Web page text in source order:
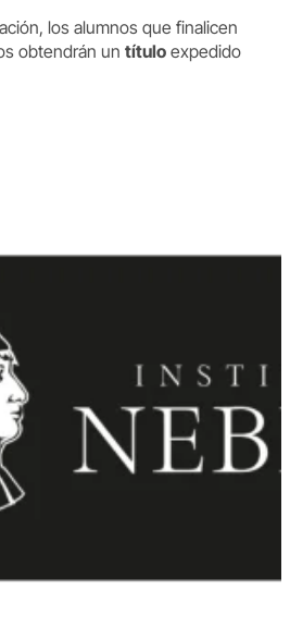
los alumnos que finalicen
obtendrán un título expedido